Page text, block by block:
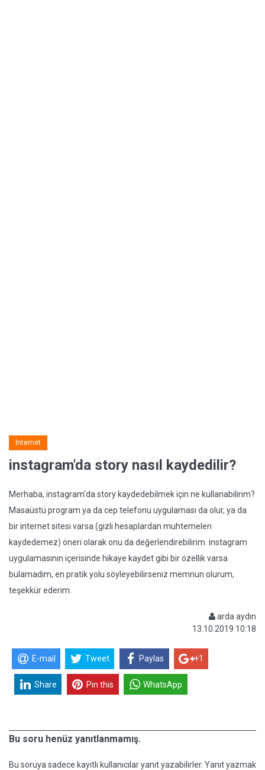
İnternet
instagram'da story nasıl kaydedilir?
Merhaba, instagram'da story kaydedebilmek için ne kullanabilirim?
Masaüstü program ya da cep telefonu uygulaması da olur, ya da
bir internet sitesi varsa (gizli hesaplardan muhtemelen
kaydedemez) öneri olarak onu da değerlendirebilirim. instagram
uygulamasının içerisinde hikaye kaydet gibi bir özellik varsa
bulamadım, en pratik yolu söyleyebilirseniz memnun olurum,
teşekkür ederim.
arda aydın
13.10.2019 10:18
E-mail Tweet Paylas +1
Share Pin this WhatsApp
Bu soru henüz yanıtlanmamış.
Bu soruya sadece kayıtlı kullanıcılar yanıt yazabilirler. Yanıt yazmak